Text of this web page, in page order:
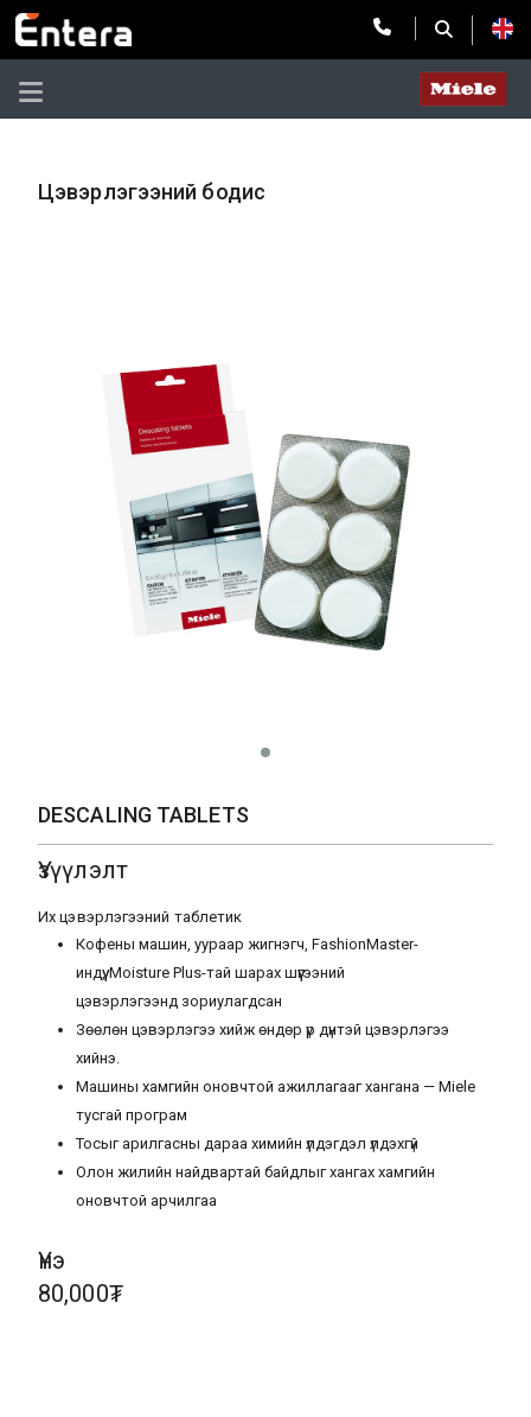
Цэвэрлэгээний бодис
DESCALING TABLETS
Үзүүлэлт
Их цэвэрлэгээний таблетик
Кофены машин, уураар жигнэгч, FashionMaster-
индүү, Moisture Plus-тай шарах шүүгээний
цэвэрлэгээнд зориулагдсан
Зөөлөн цэвэрлэгээ хийж өндөр үр дүнтэй цэвэрлэгээ
хийнэ.
Машины хамгийн оновчтой ажиллагааг хангана — Miele
тусгай програм
Тосыг арилгасны дараа химийн үлдэгдэл үлдэхгүй
Олон жилийн найдвартай байдлыг хангах хамгийн
оновчтой арчилгаа
Үнэ
80,000₮